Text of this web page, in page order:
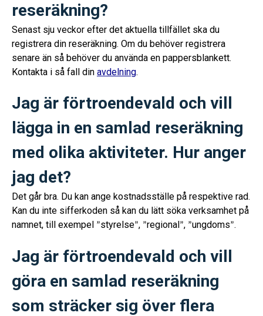
reseräkning?
Senast sju veckor efter det aktuella tillfället ska du
registrera din reseräkning. Om du behöver registrera
senare än så behöver du använda en pappersblankett.
Kontakta i så fall din avdelning.
Jag är förtroendevald och vill
lägga in en samlad reseräkning
med olika aktiviteter. Hur anger
jag det?
Det går bra. Du kan ange kostnadsställe på respektive rad.
Kan du inte sifferkoden så kan du lätt söka verksamhet på
namnet, till exempel ”styrelse”, ”regional”, ”ungdoms”.
Jag är förtroendevald och vill
göra en samlad reseräkning
som sträcker sig över flera